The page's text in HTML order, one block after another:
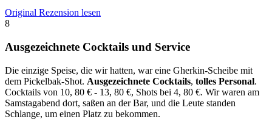
Original Rezension lesen
8
Ausgezeichnete Cocktails und Service
Die einzige Speise, die wir hatten, war eine Gherkin-Scheibe mit
dem Pickelbak-Shot. Ausgezeichnete Cocktails, tolles Personal.
Cocktails von 10, 80 € - 13, 80 €, Shots bei 4, 80 €. Wir waren am
Samstagabend dort, saßen an der Bar, und die Leute standen
Schlange, um einen Platz zu bekommen.